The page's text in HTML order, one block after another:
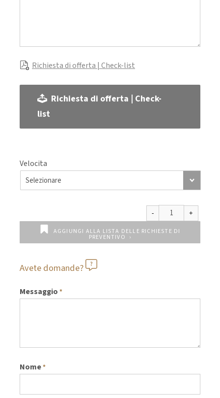
Richiesta di offerta | Check-list
Richiesta di offerta | Check-
list
Velocita
AGGIUNGI ALLA LISTA DELLE RICHIESTE DI
PREVENTIVO
Avete domande?
Messaggio *
Nome*